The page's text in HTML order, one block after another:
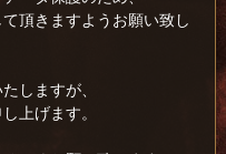
頂きますようお願い致し
しますが、
上げます。